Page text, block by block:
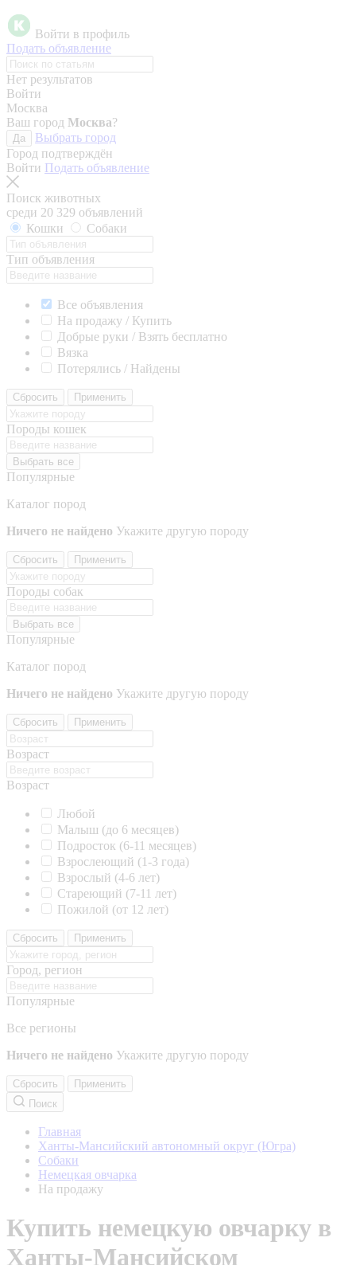
Войти в профиль
Подать объявление
Нет результатов
Войти
Москва
Ваш город Москва?
Да
Выбрать город
Город подтверждён
Войти Подать объявление
Поиск животных
среди 20 329 объявлений
Кошки
Собаки
Тип объявления
Все объявления
На продажу / Купить
Добрые руки / Взять бесплатно
Вязка
Потерялись / Найдены
Сбросить Применить
Породы кошек
Выбрать все
Популярные
Каталог пород
Ничего не найдено Укажите другую породу
Сбросить Применить
Породы собак
Выбрать все
Популярные
Каталог пород
Ничего не найдено Укажите другую породу
Сбросить Применить
Возраст
Возраст
Любой
Малыш (до 6 месяцев)
Подросток (6-11 месяцев)
Взрослеющий (1-3 года)
Взрослый (4-6 лет)
Стареющий (7-11 лет)
Пожилой (от 12 лет)
Сбросить Применить
Город, регион
Популярные
Все регионы
Ничего не найдено Укажите другую породу
Сбросить
Применить
Поиск
Главная
Ханты-Мансийский автономный округ (Югра)
Собаки
Немецкая овчарка
На продажу
Купить немецкую овчарку в
Ханты-Мансийском